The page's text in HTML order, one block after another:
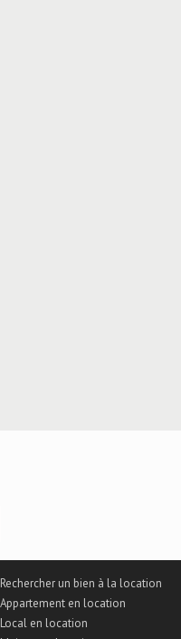
Rechercher un bien à la location
Appartement en location
Local en location